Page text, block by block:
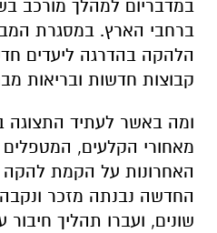
במדבריום למהלך מורכב
ברחבי הארץ. במסגרת
הלהקה בהדרגה ליעדים
קבוצות חדשות ובריאות
ומה באשר לעתיד
מאחורי הקלעים,
האחרונות על הקמת
החדשה נבנתה מזכר
שונים, ועברו תהליך